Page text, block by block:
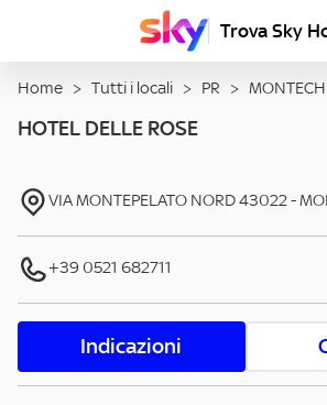
Trova Sky
Home > Tutti i locali > PR >
HOTEL DELLE ROSE
VIA MONTEPELATO NORD43022-
+39 0521 682711
Indicazioni